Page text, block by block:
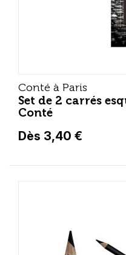
Conté à Paris
Set de 2 carrés
Conté
Dès 3,40 €